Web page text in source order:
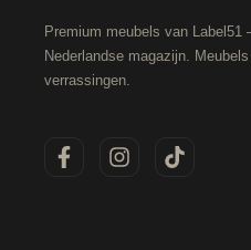
Premium meubels van
Nederlandse magazijn.
verrassingen.